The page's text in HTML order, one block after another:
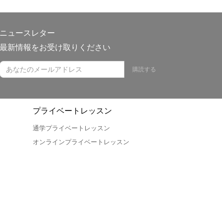
ニュースレター
最新情報をお受け取りください
購読する
プライベートレッスン
通学プライベートレッスン
オンラインプライベートレッスン